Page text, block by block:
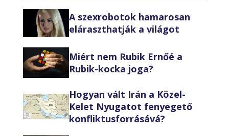
A szexrobotok hamarosan
eláraszthatják a világot
Miért nem Rubik Ernőé a
Rubik-kocka joga?
Hogyan vált Irán a Közel-
Kelet Nyugatot fenyegető
konfliktusforrásává?